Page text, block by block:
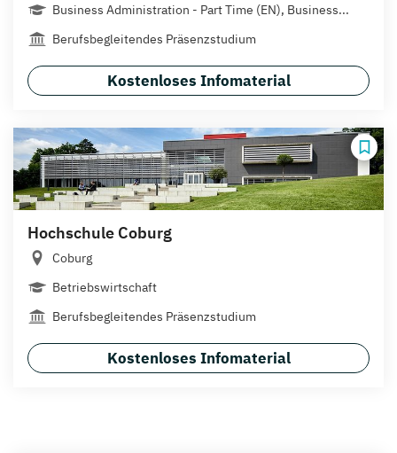
Business Administration - Part Time (EN), Business...
Berufsbegleitendes Präsenzstudium
Kostenloses Infomaterial
Hochschule Coburg
Coburg
Betriebswirtschaft
Berufsbegleitendes Präsenzstudium
Kostenloses Infomaterial